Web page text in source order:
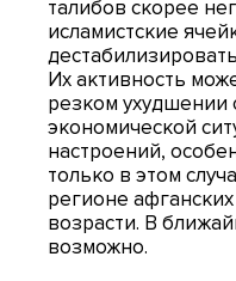
талибов скорее
исламистские
Их активность
резком ухудшении
экономической
настроений,
только в этом
регионе
возрасти. В
возможно.